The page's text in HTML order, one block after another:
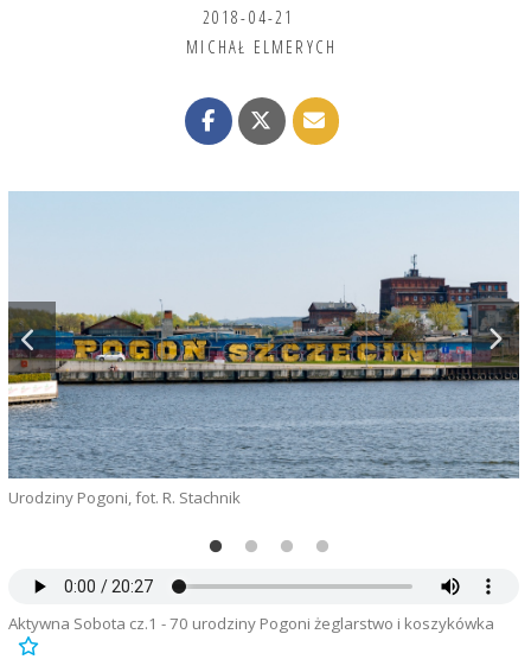
2018-04-21
MICHAŁ ELMERYCH
Urodziny Pogoni, fot. R. Stachnik
Aktywna Sobota cz.1 - 70 urodziny Pogoni żeglarstwo i koszykówka